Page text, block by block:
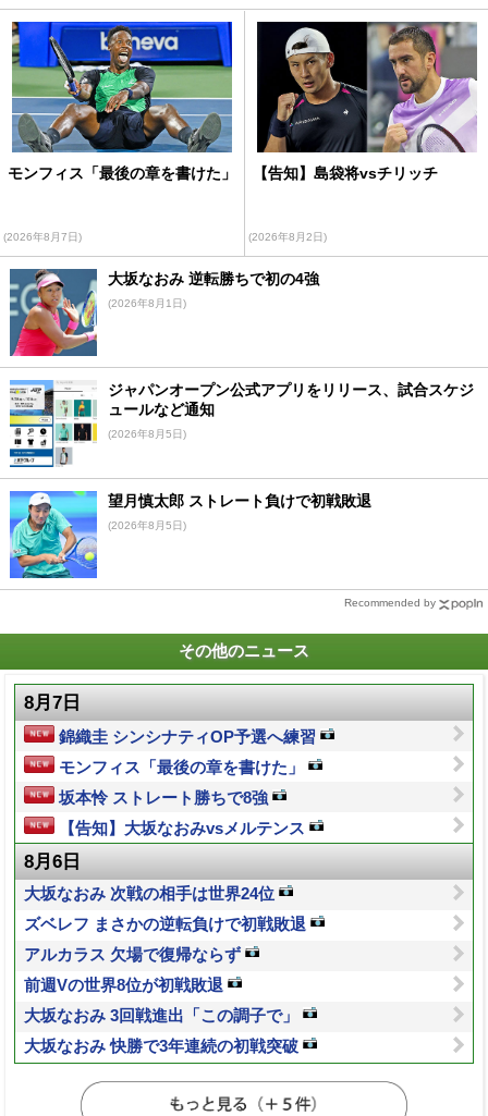
モンフィス「最後の章を書けた」
(2026年8月7日)
【告知】島袋将vsチリッチ
(2026年8月2日)
大坂なおみ 逆転勝ちで初の4強
(2026年8月1日)
ジャパンオープン公式アプリをリリース、試合スケジ
ュールなど通知
(2026年8月5日)
望月慎太郎 ストレート負けで初戦敗退
(2026年8月5日)
Recommended by
その他のニュース
8月7日
錦織圭 シンシナティOP予選へ練習
モンフィス「最後の章を書けた」
坂本怜 ストレート勝ちで8強
【告知】大坂なおみvsメルテンス
8月6日
大坂なおみ 次戦の相手は世界24位
ズベレフ まさかの逆転負けで初戦敗退
アルカラス 欠場で復帰ならず
前週Vの世界8位が初戦敗退
大坂なおみ 3回戦進出「この調子で」
大坂なおみ 快勝で3年連続の初戦突破